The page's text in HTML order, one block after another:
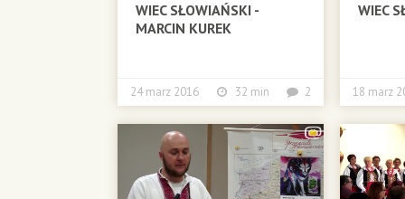
WIEC SŁOWIAŃSKI -
MARCIN KUREK
24 marz 2016 32 min 2
WIEC
18